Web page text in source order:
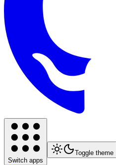
Switch apps
Toggle theme